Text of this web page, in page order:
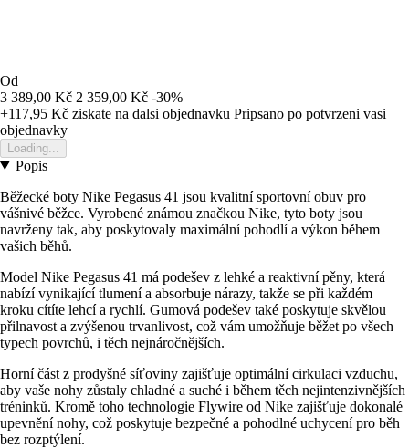
Od
3 389,00 Kč 2 359,00 Kč -30%
+117,95 Kč ziskate na dalsi objednavku Pripsano po potvrzeni vasi
objednavky
Loading...
Popis
Běžecké boty Nike Pegasus 41 jsou kvalitní sportovní obuv pro
vášnivé běžce. Vyrobené známou značkou Nike, tyto boty jsou
navrženy tak, aby poskytovaly maximální pohodlí a výkon během
vašich běhů.
Model Nike Pegasus 41 má podešev z lehké a reaktivní pěny, která
nabízí vynikající tlumení a absorbuje nárazy, takže se při každém
kroku cítíte lehcí a rychlí. Gumová podešev také poskytuje skvělou
přilnavost a zvýšenou trvanlivost, což vám umožňuje běžet po všech
typech povrchů, i těch nejnáročnějších.
Horní část z prodyšné síťoviny zajišťuje optimální cirkulaci vzduchu,
aby vaše nohy zůstaly chladné a suché i během těch nejintenzivnějších
tréninků. Kromě toho technologie Flywire od Nike zajišťuje dokonalé
upevnění nohy, což poskytuje bezpečné a pohodlné uchycení pro běh
bez rozptýlení.